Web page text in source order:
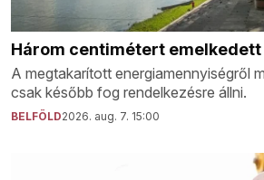
Három centimétert emelkedett
A megtakarított energiamennyiségről
csak később fog rendelkezésre állni.
BELFÖLD2026. aug. 7. 15:00